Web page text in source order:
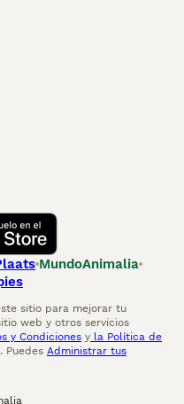
MundoAnimalia
sitio para mejorar tu
web y otros servicios
y Condiciones y la Política de
Puedes Administrar tus